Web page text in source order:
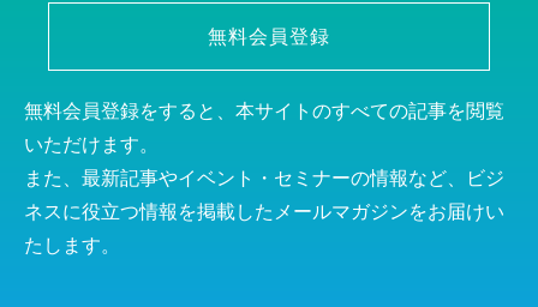
無料会員登録
無料会員登録をすると、本サイトのすべての記事を閲覧
いただけます。
また、最新記事やイベント・セミナーの情報など、ビジ
ネスに役立つ情報を掲載したメールマガジンをお届けい
たします。